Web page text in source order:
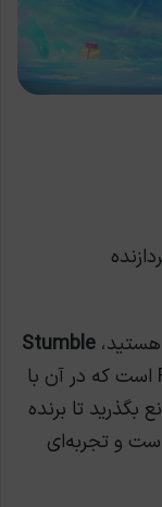
هستید، Stumble
نسخه‌ای جذاب از سبک Fall Guys است که در آن با
بگذرید تا برنده
و تجربه‌ای